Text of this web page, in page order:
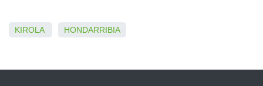
KIROLA HONDARRIBIA